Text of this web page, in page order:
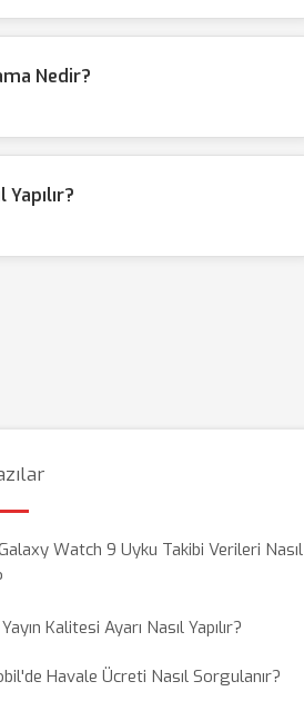
Nedir?
Watch 9 Uyku Takibi Verileri Nasıl
Kalitesi Ayarı Nasıl Yapılır?
Havale Ücreti Nasıl Sorgulanır?